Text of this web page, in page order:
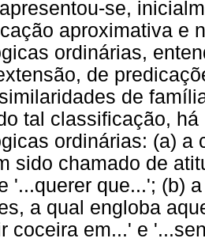
se,
aproximativa e
ordinárias,
de
de
tal classificação,
ordinárias: (a) a
sido chamado de
'...querer que...'; (b)
a qual engloba
coceira em...' e